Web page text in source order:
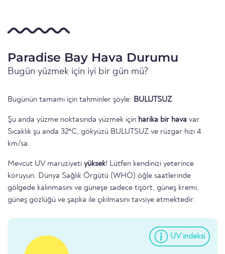
Paradise Bay Hava Durumu
Bugün yüzmek için iyi bir gün mü?
Bugünün tamamı için tahminler şöyle: BULUTSUZ
Şu anda yüzme noktasında yüzmek için harika bir hava var.
Sıcaklık şu anda 32°C, gökyüzü BULUTSUZ ve rüzgar hızı 4
km/sa.
Mevcut UV maruziyeti yüksek! Lütfen kendinizi yeterince
koruyun. Dünya Sağlık Örgütü (WHO) öğle saatlerinde
gölgede kalınmasını ve güneşe sadece tişört, güneş kremi,
güneş gözlüğü ve şapka ile çıkılmasını tavsiye etmektedir.
UV indeksi